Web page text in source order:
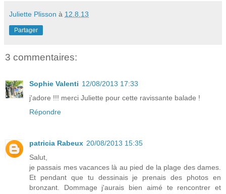
Juliette Plisson à 12.8.13
Partager
3 commentaires:
Sophie Valenti 12/08/2013 17:33
j'adore !!! merci Juliette pour cette ravissante balade !
Répondre
patricia Rabeux 20/08/2013 15:35
Salut,
je passais mes vacances là au pied de la plage des dames.
Et pendant que tu dessinais je prenais des photos en
bronzant. Dommage j'aurais bien aimé te rencontrer et